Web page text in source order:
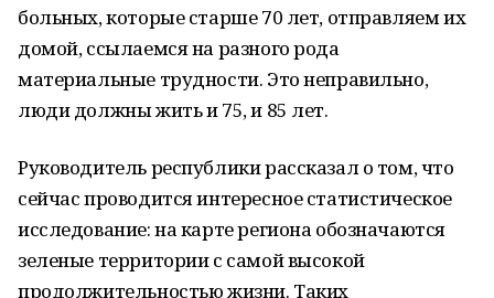
больных, которые старше 70 лет, отправляем их
домой, ссылаемся на разного рода
материальные трудности. Это неправильно,
люди должны жить и 75, и 85 лет.
Руководитель республики рассказал о том, что
сейчас проводится интересное статистическое
исследование: на карте региона обозначаются
зеленые территории с самой высокой
продолжительностью жизни. Таких